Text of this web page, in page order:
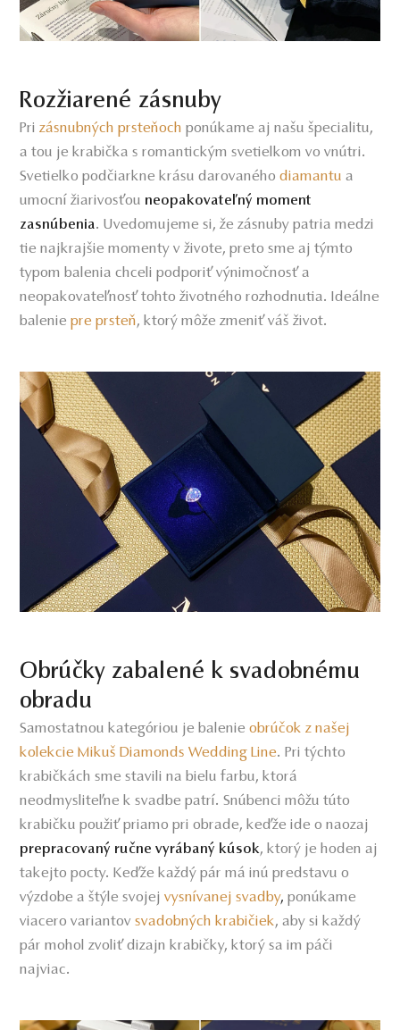
Rozžiarené zásnuby
Pri zásnubných prsteňoch ponúkame aj našu špecialitu,
a tou je krabička s romantickým svetielkom vo vnútri.
Svetielko podčiarkne krásu darovanéhodiamantu a
umocní žiarivosťou neopakovateľný moment
zasnúbenia. Uvedomujeme si, že zásnuby patria medzi
tie najkrajšie momenty v živote, preto sme aj týmto
typom balenia chceli podporiť výnimočnosť a
neopakovateľnosť tohto životného rozhodnutia. Ideálne
baleniepre prsteň, ktorý môže zmeniť váš život.
Obrúčky zabalené k svadobnému
obradu
Samostatnou kategóriou je balenieobrúčok z našej
kolekcie Mikuš Diamonds Wedding Line. Pri týchto
krabičkách sme stavili na bielu farbu, ktorá
neodmysliteľne k svadbe patrí. Snúbenci môžu túto
krabičku použiť priamo pri obrade, keďže ide o naozaj
prepracovaný ručne vyrábaný kúsok, ktorý je hoden aj
takejto pocty. Keďže každý pár má inú predstavu o
výzdobe a štýle svojejvysnívanej svadby,ponúkame
viacero variantov svadobných krabičiek, aby si každý
pár mohol zvoliť dizajn krabičky, ktorý sa im páči
najviac.